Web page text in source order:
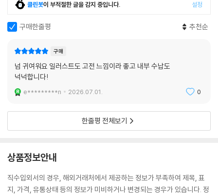
클린봇이 부적절한 글을 감지 중입니다. 설정
구매한줄평 추천순
구매
넘 귀여워요 일러스트도 고전 느낌이라 좋고 내부 수납도
넉넉합니다!
e*********n 2026.07.01. 0
한줄평 전체보기
상품정보안내
직수입외서의 경우, 해외거래처에서 제공하는 정보가 부족하여 제목, 표
지, 가격, 유통상태 등의 정보가 미비하거나 변경되는 경우가 있습니다. 정